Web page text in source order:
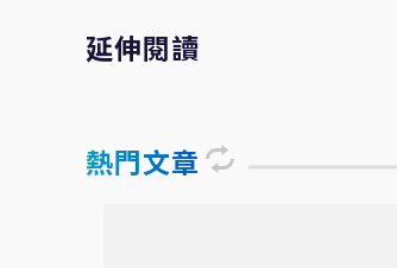
延伸閱讀
熱門文章